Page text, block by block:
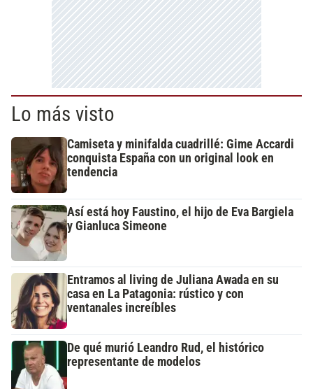
Lo más visto
Camiseta y minifalda cuadrillé: Gime Accardi
conquista España con un original look en
tendencia
Así está hoy Faustino, el hijo de Eva Bargiela
y Gianluca Simeone
Entramos al living de Juliana Awada en su
casa en La Patagonia: rústico y con
ventanales increíbles
De qué murió Leandro Rud, el histórico
representante de modelos